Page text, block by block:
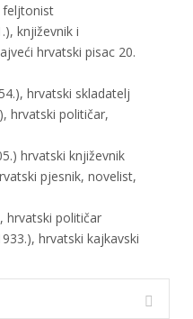
feljtonist
književnik i
hrvatski pisac 20.
hrvatski skladatelj
hrvatski političar,
hrvatski književnik
pjesnik, novelist,
hrvatski političar
hrvatski kajkavski